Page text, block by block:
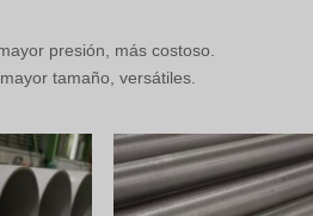
presión, más costoso.
tamaño, versátiles.